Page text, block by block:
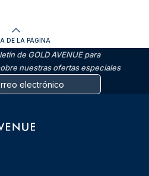
DE LA PÁGINA
de GOLD AVENUE para
nuestras ofertas especiales